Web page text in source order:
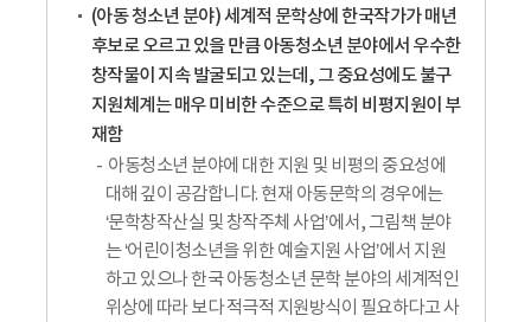
(아동 청소년 분야) 세계적 문학상에 한국작가가 매년
후보로 오르고 있을 만큼 아동청소년 분야에서 우수한
창작물이 지속 발굴되고 있는데, 그 중요성에도 불구
지원체계는 매우 미비한 수준으로 특히 비평지원이 부
재함
아동청소년 분야에 대한 지원 및 비평의 중요성에
대해 깊이 공감합니다. 현재 아동문학의 경우에는
‘문학창작산실 및 창작주체 사업’에서, 그림책 분야
는 ‘어린이청소년을 위한 예술지원 사업’에서 지원
하고 있으나 한국 아동청소년 문학 분야의 세계적인
위상에 따라 보다 적극적 지원방식이 필요하다고 사